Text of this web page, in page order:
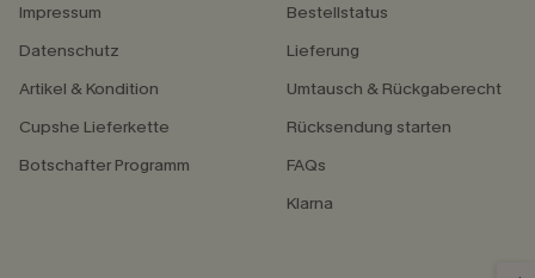
Impressum
Datenschutz
Artikel & Kondition
Cupshe Lieferkette
Botschafter Programm
Bestellstatus
Lieferung
Umtausch & Rückgaberecht
Rücksendung starten
FAQs
Klarna